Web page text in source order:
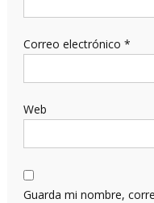
Correo electrónico *
Web
Guarda mi nombre,